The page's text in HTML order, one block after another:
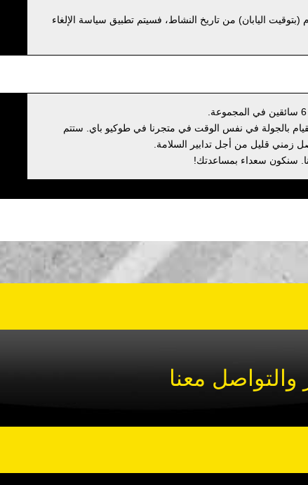
إذا كنت ترغب في تغيير أو إلغاء حجزك قبل 6 أيام (بتوقيت اليابان) من تاريخ النشاط، فسيتم تطبيق سياسة الإلغاء
سائقين، يمكنك فقط القيام بالجولة في نفس الوقت في متجرنا في طوكيو باي. ستتم
قليل من أجل تدابير السلامة.
سنكون سعداء بمساعدتك!
والتواصل معنا